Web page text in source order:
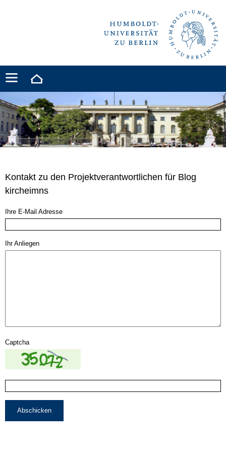
Kontakt zu den Projektverantwortlichen für Blog
kircheimns
Ihre E-Mail Adresse
Ihr Anliegen
Captcha
Abschicken